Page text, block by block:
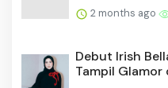
2 months ago
Debut Irish
Tampil Glamor